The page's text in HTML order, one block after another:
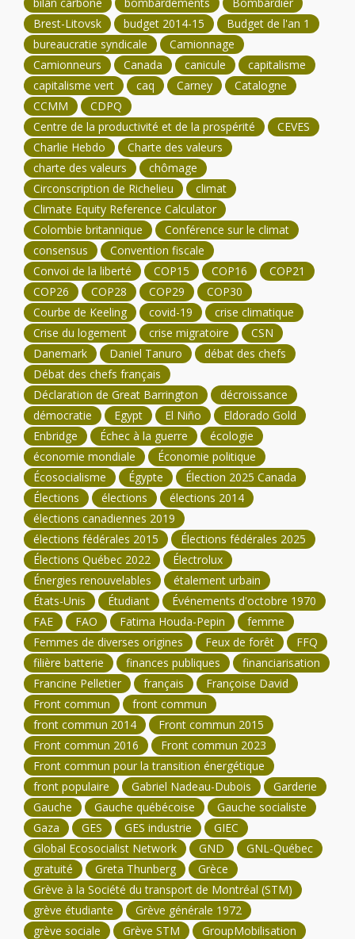
Brest-Litovsk
budget 2014-15
Budget de l'an 1
bureaucratie syndicale
Camionnage
Camionneurs
Canada canicule
capitalisme
capitalisme vert
caq Carney
Catalogne
CCMM
CDPQ
Centre de la productivité et de la prospérité
CEVES
Charlie Hebdo
Charte des valeurs
charte des valeurs
chômage
Circonscription de Richelieu
climat
Climate Equity Reference Calculator
Colombie britannique
Conférence sur le climat
consensus
Convention fiscale
Convoi de la liberté
COP15 COP16
COP21
COP26
COP28 COP29
COP30
Courbe de Keeling
covid-19
crise climatique
Crise du logement
crise migratoire
CSN
Danemark
Daniel Tanuro
débat des chefs
Débat des chefs français
Déclaration de Great Barrington
décroissance
démocratie
Egypt El Niño
Eldorado Gold
Enbridge
Échec à la guerre
écologie
économie mondiale
Économie politique
Écosocialisme
Égypte
Élection 2025 Canada
Élections
élections
élections 2014
élections canadiennes 2019
élections fédérales 2015
Élections fédérales 2025
Élections Québec 2022
Électrolux
Énergies renouvelables
étalement urbain
États-Unis
Étudiant
Événements d'octobre 1970
FAE
FAO Fatima Houda-Pepin
femme
Femmes de diverses origines
Feux de forêt
FFQ
filière batterie
finances publiques
financiarisation
Francine Pelletier
français
Françoise David
Front commun
front commun
front commun 2014
Front commun 2015
Front commun 2016
Front commun 2023
Front commun pour la transition énergétique
front populaire
Gabriel Nadeau-Dubois
Garderie
Gauche
Gauche québécoise
Gauche socialiste
Gaza
GES GES industrie
GIEC
Global Ecosocialist Network
GND
GNL-Québec
gratuité
Greta Thunberg
Grèce
Grève à la Société du transport de Montréal (STM)
grève étudiante
Grève générale 1972
grève sociale
Grève STM
GroupMobilisation